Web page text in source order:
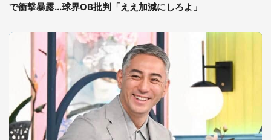
で衝撃暴露...球界OB批判「ええ加減にしろよ」